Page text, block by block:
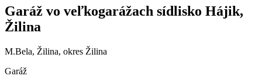
Garáž vo veľkogarážach sídlisko Hájik,
Žilina
M.Bela, Žilina, okres Žilina
Garáž